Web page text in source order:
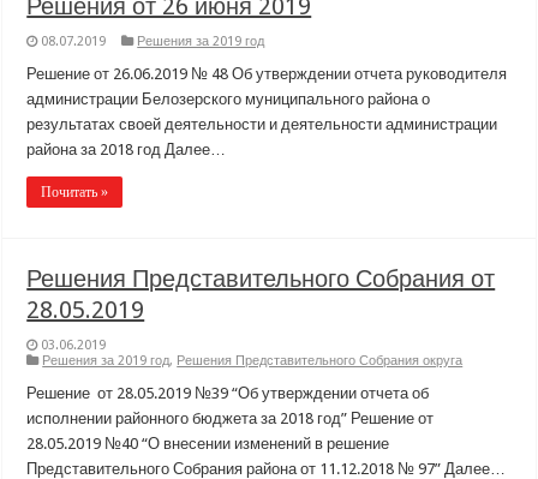
Решения от 26 июня 2019
08.07.2019 Решения за 2019 год
Решение от 26.06.2019 № 48 Об утверждении отчета руководителя
администрации Белозерского муниципального района о
результатах своей деятельности и деятельности администрации
района за 2018 год Далее…
Почитать »
Решения Представительного Собрания от
28.05.2019
03.06.2019
Решения за 2019 год, Решения Представительного Собрания округа
Решение от 28.05.2019 №39 “Об утверждении отчета об
исполнении районного бюджета за 2018 год” Решение от
28.05.2019 №40 “О внесении изменений в решение
Представительного Собрания района от 11.12.2018 № 97” Далее…